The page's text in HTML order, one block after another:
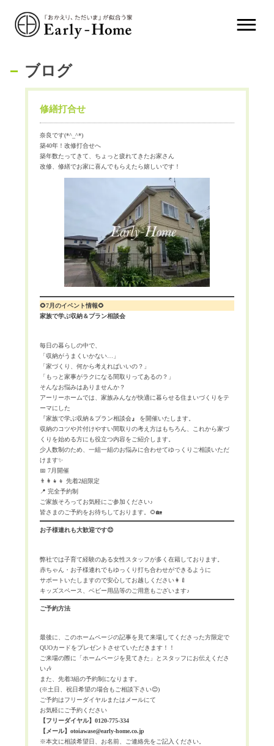
ブログ
修繕打合せ
奈良です(*^_^*)
築40年！改修打合せへ
築年数たってきて、ちょっと疲れてきたお家さん
改修、修繕でお家に喜んでもらえたら嬉しいです！
🌻7月のイベント情報🌻
家族で学ぶ収納＆プラン相談会
毎日の暮らしの中で、
「収納がうまくいかない…」
「家づくり、何から考えればいいの？」
「もっと家事がラクになる間取りってあるの？」
そんなお悩みはありませんか？
アーリーホームでは、家族みんなが快適に暮らせる住まいづくりをテ
ーマにした
『家族で学ぶ収納＆プラン相談会』
を開催いたします。
収納のコツや片付けやすい間取りの考え方はもちろん、これから家づ
くりを始める方にも役立つ内容をご紹介します。
少人数制のため、一組一組のお悩みに合わせてゆっくりご相談いただ
けます✨
📅 7月開催
👨‍👩‍👧‍👦 先着2組限定
📍 完全予約制
ご家族そろってお気軽にご参加ください♪
皆さまのご予約をお待ちしております。🌻🏡
お子様連れも大歓迎です😊
弊社では子育て経験のある女性スタッフが多く在籍しております。
赤ちゃん・お子様連れでもゆっくり打ち合わせができるように
サポートいたしますので安心してお越しください👩‍🍼
キッズスペース、ベビー用品等のご用意もございます♪
ご予約方法
最後に、このホームページの記事を見て来場してくださった方限定で
QUOカードをプレゼントさせていただきます！！
ご来場の際に「ホームページを見てきた」とスタッフにお伝えくださ
い🎶
また、先着3組の予約制になります。
(※土日、祝日希望の場合もご相談下さい😊)
ご予約はフリーダイヤルまたはメールにて
お気軽にご予約ください
【フリーダイヤル】0120-775-334
【メール】otoiawase@early-home.co.jp
※本文に相談希望日、お名前、ご連絡先をご記入ください。